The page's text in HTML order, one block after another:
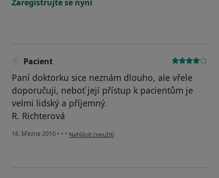
Zaregistrujte se nyní
Pacient
Paní doktorku sice neznám dlouho, ale vřele
doporučuji, neboť její přístup k pacientům je
velmi lidský a příjemný.
R. Richterová
16. března 2010 • • • podle názoru uživatele Pacient
Nahlásit zneužití